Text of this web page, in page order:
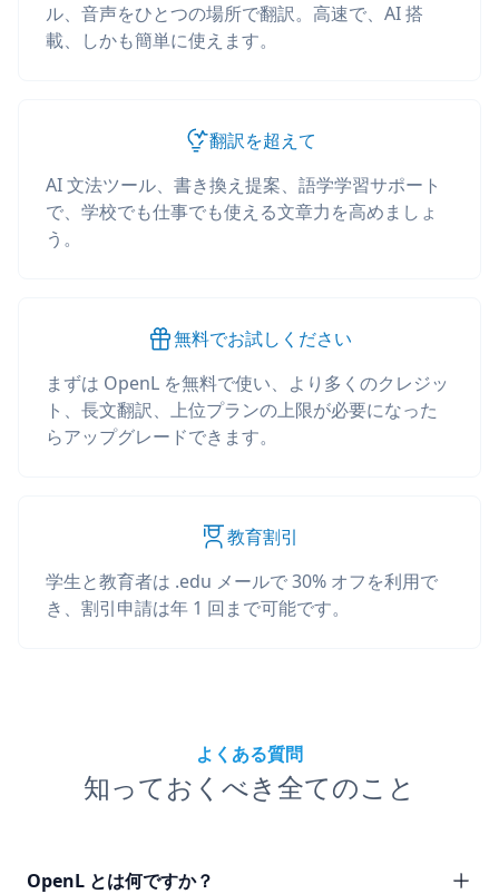
ル、音声をひとつの場所で翻訳。高速で、AI 搭
載、しかも簡単に使えます。
翻訳を超えて
AI 文法ツール、書き換え提案、語学学習サポート
で、学校でも仕事でも使える文章力を高めましょ
う。
無料でお試しください
まずは OpenL を無料で使い、より多くのクレジッ
ト、長文翻訳、上位プランの上限が必要になった
らアップグレードできます。
教育割引
学生と教育者は .edu メールで 30% オフを利用で
き、割引申請は年 1 回まで可能です。
よくある質問
知っておくべき全てのこと
OpenL とは何ですか？